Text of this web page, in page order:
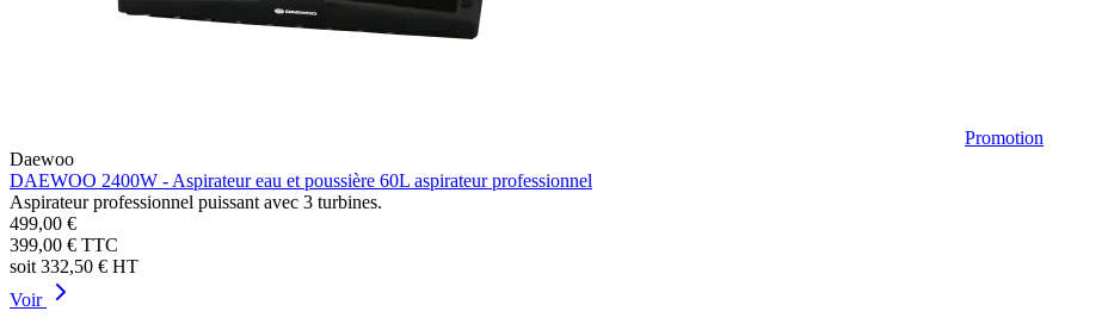
Promotion
Daewoo
DAEWOO 2400W - Aspirateur eau et poussière 60L aspirateur professionnel
Aspirateur professionnel puissant avec 3 turbines.
499,00 €
399,00 € TTC
soit 332,50 € HT
Voir